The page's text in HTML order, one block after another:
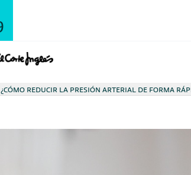
¿CÓMO REDUCIR LA PRESIÓN ARTERIAL DE FORMA